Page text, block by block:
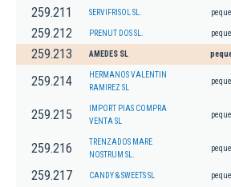
259.211 SERVIFRISOL SL.
259.212 PRENUT DOS SL.
259.213 AMEDES SL
259.214
HERMANOS VALENTIN
RAMIREZ SL
259.215
IMPORT PIAS COMPRA
VENTA SL
259.216
TRENZADOS MARE
NOSTRUM SL.
259.217 CANDY & SWEETS SL